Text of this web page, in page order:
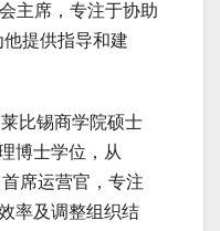
主席，专注于协助
提供指导和建
比锡商学院硕士
博士学位，从
席运营官，专注
率及调整组织结